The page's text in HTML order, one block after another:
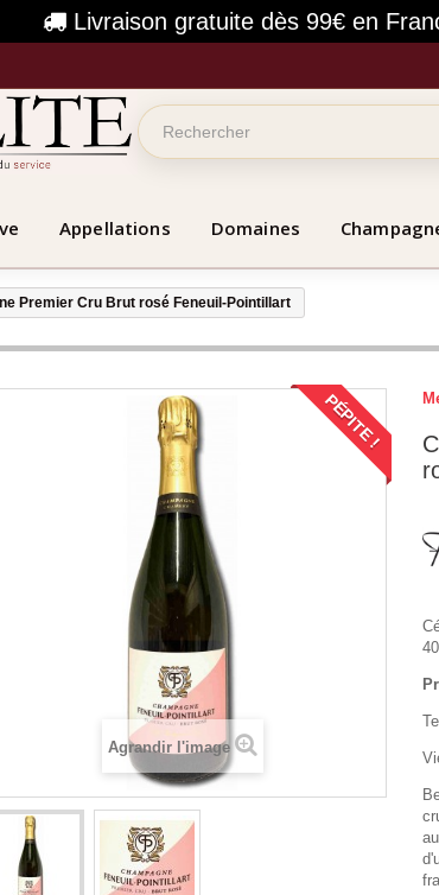
Livraison gratuite dès 99€ en
Appellations Domaines
Premier Cru Brut rosé Feneuil-Pointillart
PÉPITE !
Agrandir l'image